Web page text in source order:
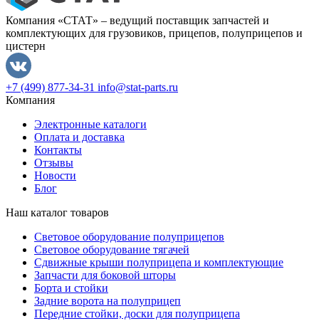
Компания «СТАТ» – ведущий поставщик запчастей и
комплектующих для грузовиков, прицепов, полуприцепов и
цистерн
+7 (499) 877-34-31 info@stat-parts.ru
Компания
Электронные каталоги
Оплата и доставка
Контакты
Отзывы
Новости
Блог
Наш каталог товаров
Световое оборудование полуприцепов
Световое оборудование тягачей
Сдвижные крыши полуприцепа и комплектующие
Запчасти для боковой шторы
Борта и стойки
Задние ворота на полуприцеп
Передние стойки, доски для полуприцепа